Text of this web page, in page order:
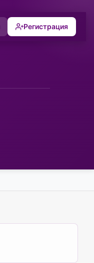
Регистрация